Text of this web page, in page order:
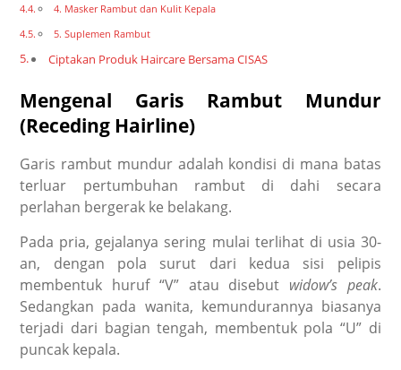
4. Masker Rambut dan Kulit Kepala
5. Suplemen Rambut
Ciptakan Produk Haircare Bersama CISAS
Mengenal Garis Rambut Mundur
(Receding Hairline)
Garis rambut mundur adalah kondisi di mana batas
terluar pertumbuhan rambut di dahi secara
perlahan bergerak ke belakang.
Pada pria, gejalanya sering mulai terlihat di usia 30-
an, dengan pola surut dari kedua sisi pelipis
membentuk huruf “V” atau disebut widow’s peak.
Sedangkan pada wanita, kemundurannya biasanya
terjadi dari bagian tengah, membentuk pola “U” di
puncak kepala.